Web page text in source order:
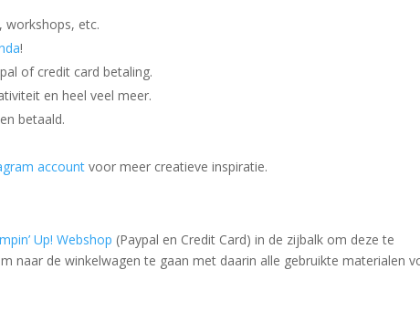
workshops, etc.
!
of credit card betaling.
en heel veel meer.
betaald.
account voor meer creatieve inspiratie.
Up! Webshop (Paypal en Credit Card) in de zijbalk om deze te
naar de winkelwagen te gaan met daarin alle gebruikte materialen